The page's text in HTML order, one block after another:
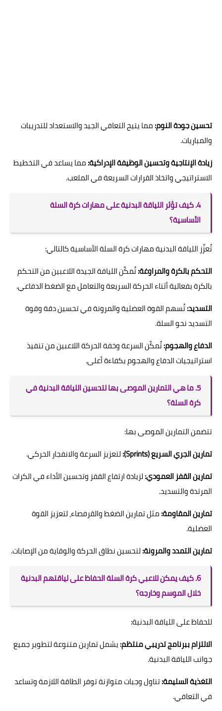
تحسين جودة النوم:مما يتيح التعافي الجيد والاستعداد للتدريبات
والمباريات.
زيادة الإنتاجية وتحسين الوظيفة الإدراكية:مما يساعد في التخطيط
الاستراتيجي واتخاذ القرارات السريعة في الملعب.
4. كيف تؤثر اللياقة البدنية على مهارات كرة السلة
الأساسية؟
تُعزِّز اللياقة البدنية مهارات كرة السلة الأساسية كالتالي:
التحكم بالكرة والمراوغة:تُمكِّن اللياقة الجيدة اللاعبين من التحكم
بالكرة بفعالية أثناء الحركة السريعة والتعامل مع الضغط الدفاعي.
التسديد:تُسهم القوة العضلية والمرونة في تحسين دقة وقوة
التسديد نحو السلة.
الدفاع والهجوم:تُمكِّن السرعة وخفة الحركة اللاعبين من تنفيذ
استراتيجيات الدفاع والهجوم بكفاءة أعلى.
5. ما هي التمارين الموصى بها لتحسين اللياقة البدنية في
كرة السلة؟
تتضمن التمارين الموصى بها:
تمارين الجري السريع (Sprints):
لتعزيز السرعة والانفجار الحركي.
تمارين القفز العمودي:لزيادة ارتفاع القفز وتحسين الأداء في الكرات
المرتدة والتسديد.
تمارين المقاومة:مثل تمارين الضغط والقرفصاء، لتعزيز القوة
العضلية.
تمارين التمدد والمرونة:لتحسين نطاق الحركة والوقاية من الإصابات.
6. كيف يمكن للاعبي كرة السلة الحفاظ على لياقتهم البدنية
خلال الموسم وخارجه؟
للحفاظ على اللياقة البدنية:
الالتزام ببرنامج تدريبي منتظم:يشمل تمارين متنوعة لتطوير جميع
جوانب اللياقة البدنية.
التغذية السليمة:تناول وجبات متوازنة توفر الطاقة اللازمة وتساعد
في التعافي.